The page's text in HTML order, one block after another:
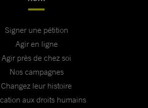
Signer une pétition
Agir en ligne
Agir près de chez soi
Nos campagnes
Changez leur histoire
aux droits humains